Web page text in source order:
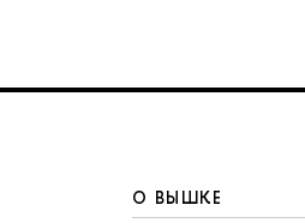
О ВЫШКЕ